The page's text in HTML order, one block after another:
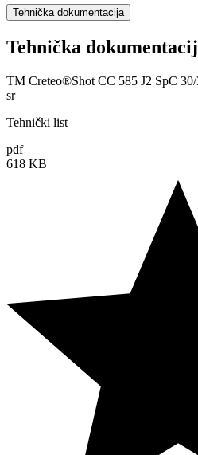
Tehnička dokumentacija
Tehnička
TM Creteo®Shot CC 585 J2 SpC
sr
Tehnički list
pdf
618 KB